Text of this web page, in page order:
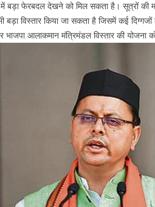
में बड़ा फेरबदल देखने को मिल सकता है। सूत्रों की
बड़ा विस्तार किया जा सकता है जिसमें कई
आलाकमान मंत्रिमंडल विस्तार की योजना